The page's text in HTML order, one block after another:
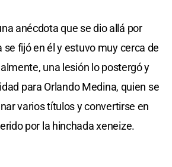
anécdota que se dio allá por
se fijó en él y estuvo muy cerca de
una lesión lo postergó y
para Orlando Medina, quien se
varios títulos y convertirse en
por la hinchada xeneize.